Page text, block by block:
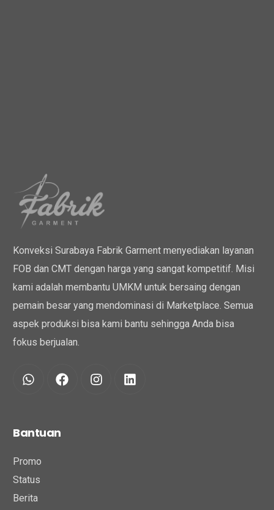
Konveksi Surabaya Fabrik Garment menyediakan layanan
FOB dan CMT dengan harga yang sangat kompetitif. Misi
kami adalah membantu UMKM untuk bersaing dengan
pemain besar yang mendominasi di Marketplace. Semua
aspek produksi bisa kami bantu sehingga Anda bisa
fokus berjualan.
Bantuan
Promo
Status
Berita